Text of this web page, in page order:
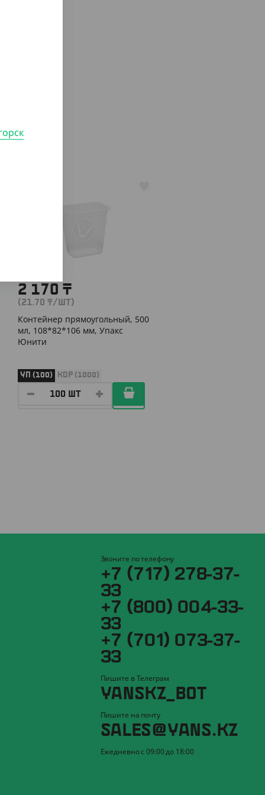
2 170 ₸
(21.70 ₸/ШТ)
Контейнер прямоугольный, 500
мл, 108*82*106 мм, Упакс
Юнити
УП (100) КОР (1000)
Звоните по телефону
+7 (717) 278-37-
33
+7 (800) 004-33-
33
+7 (701) 073-37-
33
Пишите в Телеграм
YANSKZ_BOT
Пишите на почту
SALES@YANS.KZ
Ежедневно с 09:00 до 18:00